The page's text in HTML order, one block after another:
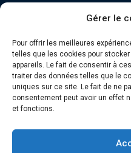
Gérer le
Pour offrir les meilleures
telles que les cookies pour
appareils. Le fait de consentir à
traiter des données telles que le
uniques sur ce site. Le fait de ne
consentement peut avoir un effet
et fonctions.
Dernières Propriétés
Le Darou
70€la nuit
Retrouvez-nous